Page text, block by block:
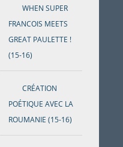
WHEN SUPER
FRANCOIS MEETS
GREAT PAULETTE !
(15-16)
CRÉATION
POÉTIQUE AVEC LA
ROUMANIE (15-16)